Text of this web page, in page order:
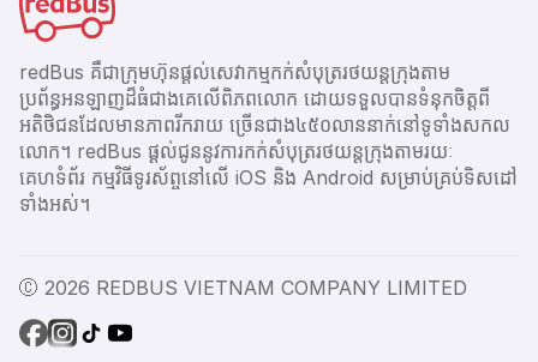
redBus គឺជាក្រុមហ៊ុនផ្តល់សេវាកម្មកក់សំបុត្ររថយន្តក្រុងតាម
ប្រព័ន្ធអនឡាញដ៏ធំជាងគេលើពិភពលោក ដោយទទួលបានទំនុកចិត្តពី
អតិថិជនដែលមានភាពរីករាយ ច្រើនជាង​៤៥០លាននាក់នៅទូទាំងសកល
លោក។ redBus ផ្ដល់ជូននូវការកក់សំបុត្ររថយន្តក្រុងតាមរយៈ
គេហទំព័រ កម្មវិធីទូរស័ព្ចនៅលើ iOS និង Android សម្រាប់គ្រប់ទិសដៅ
ទាំងអស់។
Ⓒ 2026 REDBUS VIETNAM COMPANY LIMITED